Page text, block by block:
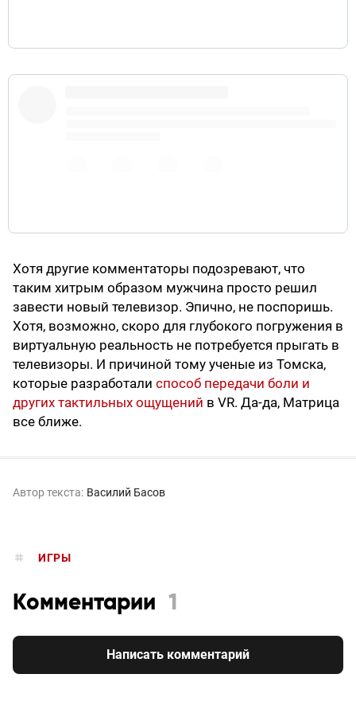
Хотя другие комментаторы подозревают, что
таким хитрым образом мужчина просто решил
завести новый телевизор. Эпично, не поспоришь.
Хотя, возможно, скоро для глубокого погружения в
виртуальную реальность не потребуется прыгать в
телевизоры. И причиной тому ученые из Томска,
которые разработали способ передачи боли и
других тактильных ощущений в VR. Да-да, Матрица
все ближе.
Автор текста: Василий Басов
ИГРЫ
Комментарии 1
Написать комментарий